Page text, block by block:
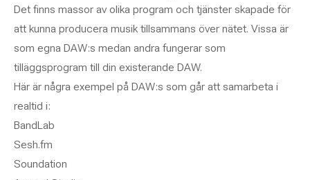
Det finns massor av olika program och tjänster skapade för
att kunna producera musik tillsammans över nätet. Vissa är
som egna DAW:s medan andra fungerar som
tilläggsprogram till din existerande DAW.
Här är några exempel på DAW:s som går att samarbeta i
realtid i:
BandLab
Sesh.fm
Soundation